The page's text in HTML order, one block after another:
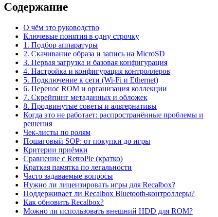
Содержание
О чём это руководство
Ключевые понятия в одну строчку
1. Подбор аппаратуры
2. Скачивание образа и запись на MicroSD
3. Первая загрузка и базовая конфигурация
4. Настройка и конфигурация контроллеров
5. Подключение к сети (Wi‑Fi и Ethernet)
6. Перенос ROM и организация коллекции
7. Скрейпинг метаданных и обложек
8. Продвинутые советы и альтернативы
Когда это не работает: распространённые проблемы и
решения
Чек‑листы по ролям
Пошаговый SOP: от покупки до игры
Критерии приёмки
Сравнение с RetroPie (кратко)
Краткая памятка по легальности
Часто задаваемые вопросы
Нужно ли лицензировать игры для Recalbox?
Поддерживает ли Recalbox Bluetooth‑контроллеры?
Как обновить Recalbox?
Можно ли использовать внешний HDD для ROM?